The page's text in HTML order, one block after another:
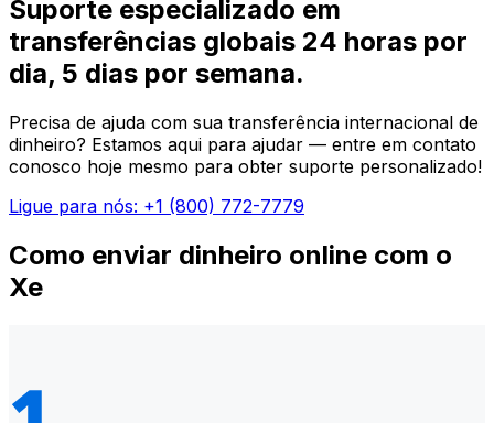
Suporte especializado em
transferências globais 24 horas por
dia, 5 dias por semana.
Precisa de ajuda com sua transferência internacional de
dinheiro? Estamos aqui para ajudar — entre em contato
conosco hoje mesmo para obter suporte personalizado!
Ligue para nós: +1 (800) 772-7779
Como enviar dinheiro online com o
Xe